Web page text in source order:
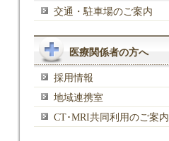
交通・駐車場のご案内
医療関係者の方へ
採用情報
地域連携室
CT･MRI共同利用のご案内